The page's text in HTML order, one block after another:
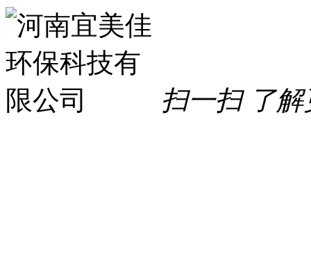
扫一扫 了解